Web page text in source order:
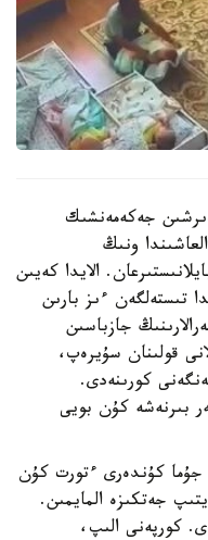
جەكەمەنشىك
ونىڭ
الايدا كەيىن
تىستەلگەن ءىز بارىن
جازباسىن
قولىنان سۇيرەپ،
كورىنەدى.
بىرنەشە كۇن بويى
كۇندەرى ءتورت كۇن
جەتكىزە المايمىن.
كورپەنى الىپ،